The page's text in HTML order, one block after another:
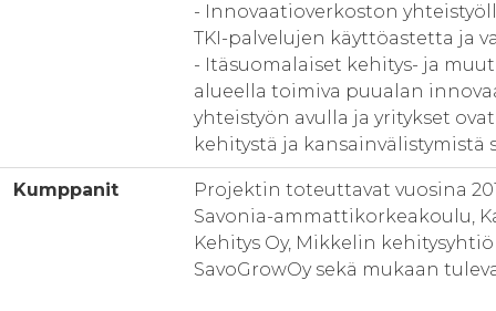
- Innovaatioverkoston
TKI-palvelujen käyttöastetta ja
- Itäsuomalaiset kehitys- ja
alueella toimiva puualan
yhteistyön avulla ja yritykset
kehitystä ja kansainvälistymistä
Kumppanit
Projektin toteuttavat vuosina
Savonia-ammattikorkeakoulu,
Kehitys Oy, Mikkelin
SavoGrowOy sekä mukaan